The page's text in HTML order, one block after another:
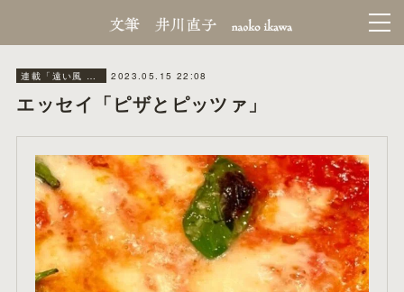
連載「遠い風 近い風」秋田魁新報 2023.05.15 22:08
エッセイ「ピザとピッツァ」